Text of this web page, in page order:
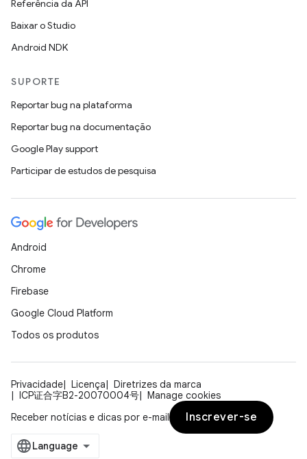
Referência da API
Baixar o Studio
Android NDK
SUPORTE
Reportar bug na plataforma
Reportar bug na documentação
Google Play support
Participar de estudos de pesquisa
Android
Chrome
Firebase
Google Cloud Platform
Todos os produtos
Privacidade Licença
Diretrizes da marca
ICP证合字B2-20070004号
Manage cookies
Receber notícias e dicas por e-mail
Inscrever-se